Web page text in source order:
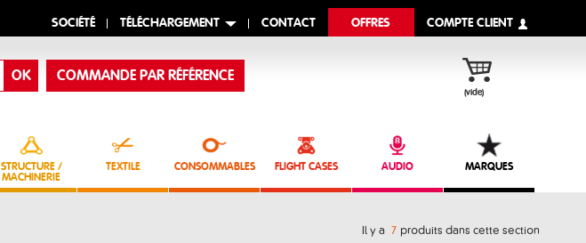
SOCIÉTÉ TÉLÉCHARGEMENT CONTACT OFFRES COMPTE CLIENT
(vide)
COMMANDE PAR RÉFÉRENCE
STRUCTURE /
MACHINERIE
TEXTILE CONSOMMABLES FLIGHT CASES AUDIO MARQUES
Il y a 7 produits dans cette section